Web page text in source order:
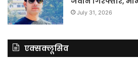
July 31, 2026
एक्सक्लूसिव